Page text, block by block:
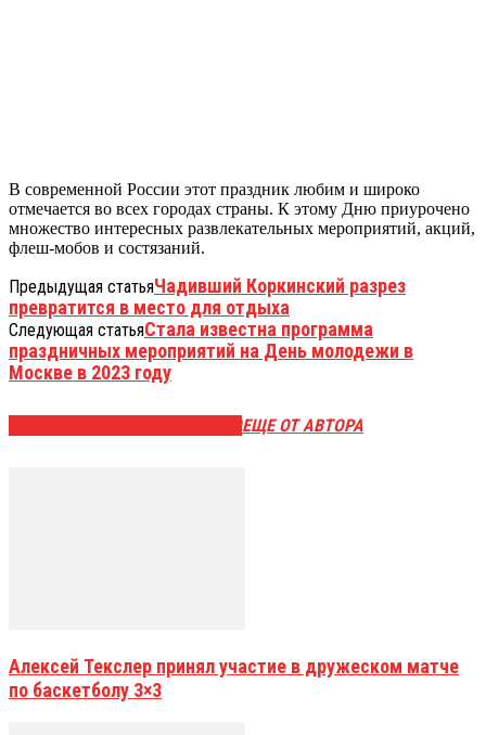
В современной России этот праздник любим и широко
отмечается во всех городах страны. К этому Дню приурочено
множество интересных развлекательных мероприятий, акций,
флеш-мобов и состязаний.
Предыдущая статьяЧадивший Коркинский разрез
превратится в место для отдыха
Следующая статьяСтала известна программа
праздничных мероприятий на День молодежи в
Москве в 2023 году
ЕЩЕ ОТ АВТОРА
Алексей Текслер принял участие в дружеском матче
по баскетболу 3×3